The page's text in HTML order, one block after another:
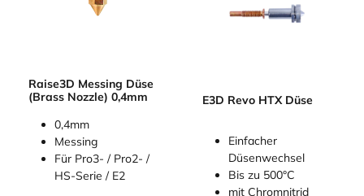
Raise3D Messing Düse
(Brass Nozzle) 0,4mm
0,4mm
Messing
Für Pro3- / Pro2- /
HS-Serie / E2
E3D Revo HTX Düse
Einfacher
Düsenwechsel
Bis zu 500°C
mit Chromnitrid